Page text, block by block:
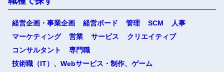
経営企画・事業企画 経営ボード 管理 SCM
人事
マーケティング
営業 サービス
クリエイティブ
コンサルタント
専門職
技術職（IT）、Webサービス・制作、ゲーム